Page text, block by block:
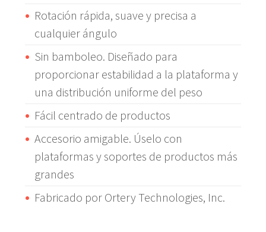
Rotación rápida, suave y precisa a
cualquier ángulo
Sin bamboleo. Diseñado para
proporcionar estabilidad a la plataforma y
una distribución uniforme del peso
Fácil centrado de productos
Accesorio amigable. Úselo con
plataformas y soportes de productos más
grandes
Fabricado por Ortery Technologies, Inc.